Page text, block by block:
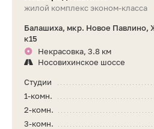
жилой комплекс эконом-класса
Балашиха, мкр. Новое Павлино,
к15
Некрасовка, 3.8 км
Носовихинское шоссе
Студии
1-комн.
2-комн.
3-комн.